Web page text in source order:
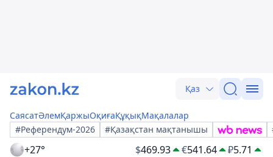
Қаз
СаясатӘлемҚаржыОқиғаҚұқықМақалалар
#Референдум-2026
#Қазақстан мақтанышы
+27° $469.93 €541.64 ₽5.71